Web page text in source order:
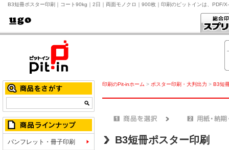
B3短冊ポスター印刷｜コート90kg｜2日｜両面モノクロ｜900枚｜印刷のピットインは、PDF/
パンフレット・冊子印刷
印刷のPit-inホーム > ポスター印刷・大判出力 > B3短
B3短冊ポスター印刷